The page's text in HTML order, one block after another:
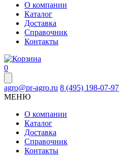
О компании
Каталог
Доставка
Справочник
Контакты
0
agro@pr-agro.ru 8 (495) 198-07-97
МЕНЮ
О компании
Каталог
Доставка
Справочник
Контакты